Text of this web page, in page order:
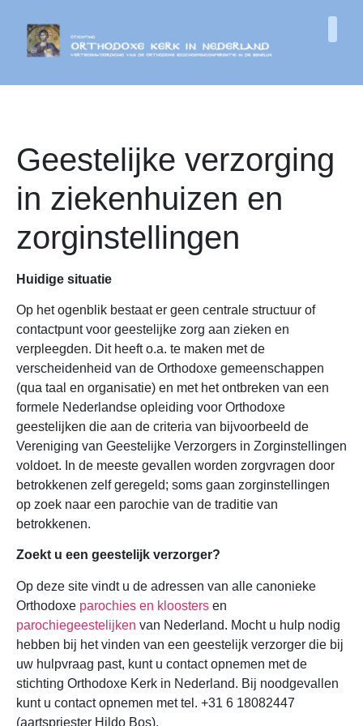
Geestelijke verzorging
in ziekenhuizen en
zorginstellingen
Huidige situatie
Op het ogenblik bestaat er geen centrale structuur of
contactpunt voor geestelijke zorg aan zieken en
verpleegden. Dit heeft o.a. te maken met de
verscheidenheid van de Orthodoxe gemeenschappen
(qua taal en organisatie) en met het ontbreken van een
formele Nederlandse opleiding voor Orthodoxe
geestelijken die aan de criteria van bijvoorbeeld de
Vereniging van Geestelijke Verzorgers in Zorginstellingen
voldoet. In de meeste gevallen worden zorgvragen door
betrokkenen zelf geregeld; soms gaan zorginstellingen
op zoek naar een parochie van de traditie van
betrokkenen.
Zoekt u een geestelijk verzorger?
Op deze site vindt u de adressen van alle canonieke
Orthodoxe parochies en kloosters en
parochiegeestelijken van Nederland. Mocht u hulp nodig
hebben bij het vinden van een geestelijk verzorger die bij
uw hulpvraag past, kunt u contact opnemen met de
stichting Orthodoxe Kerk in Nederland. Bij noodgevallen
kunt u contact opnemen met tel. +31 6 18082447
(aartspriester Hildo Bos).